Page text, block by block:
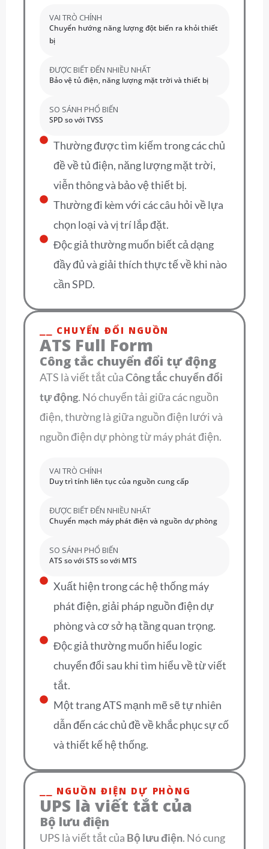
VAI TRÒ CHÍNH
Chuyển hướng năng lượng đột biến ra khỏi thiết
bị
ĐƯỢC BIẾT ĐẾN NHIỀU NHẤT
Bảo vệ tủ điện, năng lượng mặt trời và thiết bị
SO SÁNH PHỔ BIẾN
SPD so với TVSS
Thường được tìm kiếm trong các chủ
đề về tủ điện, năng lượng mặt trời,
viễn thông và bảo vệ thiết bị.
Thường đi kèm với các câu hỏi về lựa
chọn loại và vị trí lắp đặt.
Độc giả thường muốn biết cả dạng
đầy đủ và giải thích thực tế về khi nào
cần SPD.
⎯⎯ CHUYỂN ĐỔI NGUỒN
ATS Full Form
Công tắc chuyển đổi tự động
ATS là viết tắt củaCông tắc chuyển đổi
tự động. Nó chuyển tải giữa các nguồn
điện, thường là giữa nguồn điện lưới và
nguồn điện dự phòng từ máy phát điện.
VAI TRÒ CHÍNH
Duy trì tính liên tục của nguồn cung cấp
ĐƯỢC BIẾT ĐẾN NHIỀU NHẤT
Chuyển mạch máy phát điện và nguồn dự phòng
SO SÁNH PHỔ BIẾN
ATS so với STS so với MTS
Xuất hiện trong các hệ thống máy
phát điện, giải pháp nguồn điện dự
phòng và cơ sở hạ tầng quan trọng.
Độc giả thường muốn hiểu logic
chuyển đổi sau khi tìm hiểu về từ viết
tắt.
Một trang ATS mạnh mẽ sẽ tự nhiên
dẫn đến các chủ đề về khắc phục sự cố
và thiết kế hệ thống.
⎯⎯ NGUỒN ĐIỆN DỰ PHÒNG
UPS là viết tắt của
Bộ lưu điện
UPS là viết tắt của Bộ lưu điện. Nó cung